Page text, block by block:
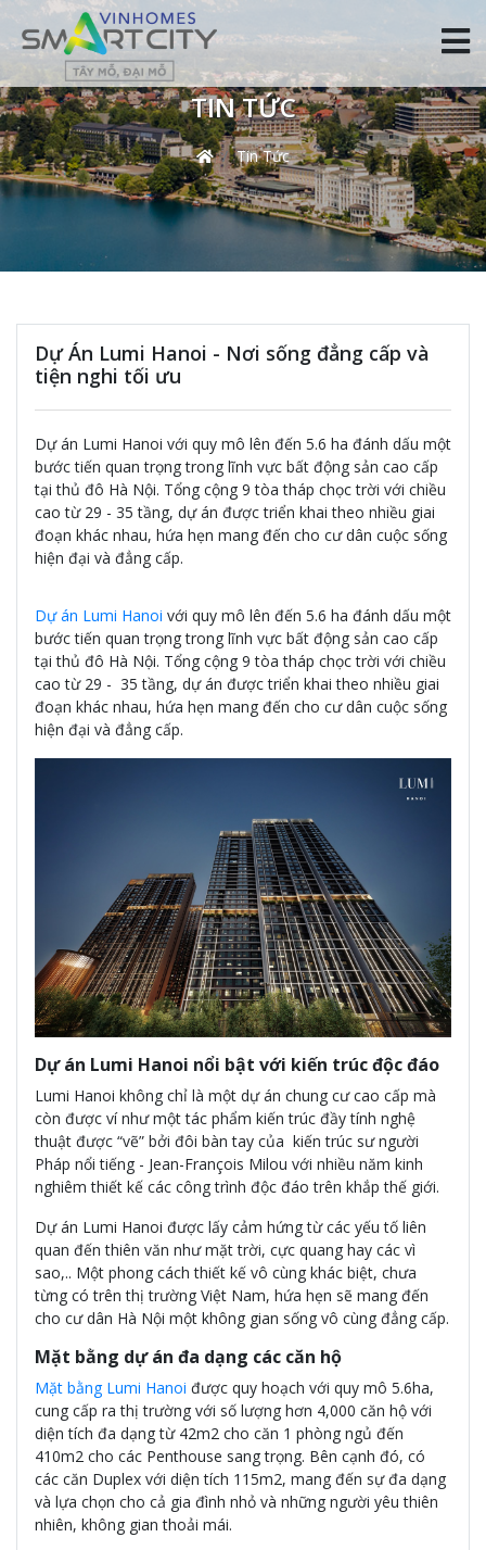
TIN TỨC
Tin Tức
Dự Án Lumi Hanoi - Nơi sống đẳng cấp và
tiện nghi tối ưu
Dự án Lumi Hanoi với quy mô lên đến 5.6 ha đánh dấu một
bước tiến quan trọng trong lĩnh vực bất động sản cao cấp
tại thủ đô Hà Nội. Tổng cộng 9 tòa tháp chọc trời với chiều
cao từ 29 - 35 tầng, dự án được triển khai theo nhiều giai
đoạn khác nhau, hứa hẹn mang đến cho cư dân cuộc sống
hiện đại và đẳng cấp.
Dự án Lumi Hanoi với quy mô lên đến 5.6 ha đánh dấu một
bước tiến quan trọng trong lĩnh vực bất động sản cao cấp
tại thủ đô Hà Nội. Tổng cộng 9 tòa tháp chọc trời với chiều
cao từ 29 - 35 tầng, dự án được triển khai theo nhiều giai
đoạn khác nhau, hứa hẹn mang đến cho cư dân cuộc sống
hiện đại và đẳng cấp.
Dự án Lumi Hanoi nổi bật với kiến trúc độc đáo
Lumi Hanoi không chỉ là một dự án chung cư cao cấp mà
còn được ví như một tác phẩm kiến trúc đầy tính nghệ
thuật được “vẽ” bởi đôi bàn tay của kiến trúc sư người
Pháp nổi tiếng - Jean-François Milou với nhiều năm kinh
nghiêm thiết kế các công trình độc đáo trên khắp thế giới.
Dự án Lumi Hanoi được lấy cảm hứng từ các yếu tố liên
quan đến thiên văn như mặt trời, cực quang hay các vì
sao,.. Một phong cách thiết kế vô cùng khác biệt, chưa
từng có trên thị trường Việt Nam, hứa hẹn sẽ mang đến
cho cư dân Hà Nội một không gian sống vô cùng đẳng cấp.
Mặt bằng dự án đa dạng các căn hộ
Mặt bằng Lumi Hanoi được quy hoạch với quy mô 5.6ha,
cung cấp ra thị trường với số lượng hơn 4,000 căn hộ với
diện tích đa dạng từ 42m2 cho căn 1 phòng ngủ đến
410m2 cho các Penthouse sang trọng. Bên cạnh đó, có
các căn Duplex với diện tích 115m2, mang đến sự đa dạng
và lựa chọn cho cả gia đình nhỏ và những người yêu thiên
nhiên, không gian thoải mái.